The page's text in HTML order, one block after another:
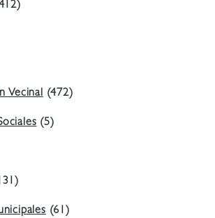
Vecinal(472)
(5)
(61)